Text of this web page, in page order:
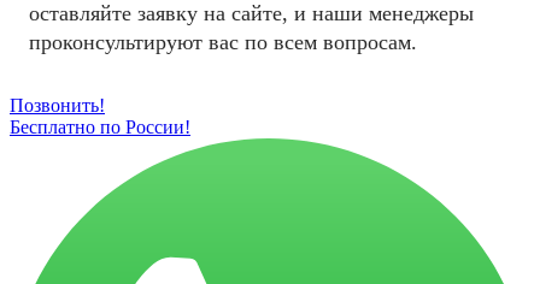
оставляйте заявку на сайте, и наши менеджеры
проконсультируют вас по всем вопросам.
Позвонить!
Бесплатно по России!